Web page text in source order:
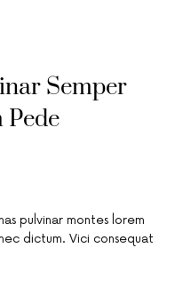
Semper
pulvinar montes lorem
dictum. Vici consequat